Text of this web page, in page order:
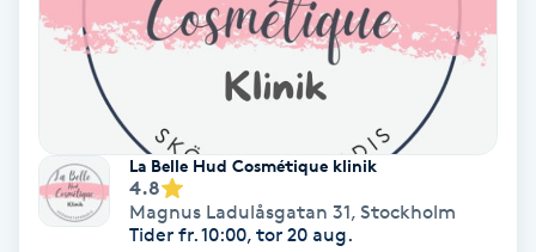
Hypnos
Hårborttagning
Hårbottenbehandling
Hårförlängning
La Belle Hud Cosmétique klinik
4.8
Magnus Ladulåsgatan 31, Stockholm
Tider fr. 10:00, tor 20 aug.